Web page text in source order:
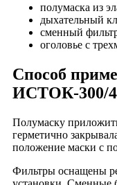
полумаска из
дыхательный
сменный
оголовье с
Способ
ИСТОК-300/
Полумаску
герметично
положение маски с
Фильтры оснащены